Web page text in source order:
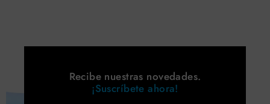
Recibe nuestras novedades.
¡Suscríbete ahora!